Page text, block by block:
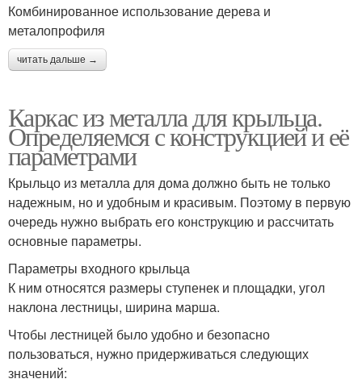
Комбинированное использование дерева и
металопрофиля
читать дальше →
Каркас из металла для крыльца.
Определяемся с конструкцией и её
параметрами
Крыльцо из металла для дома должно быть не только
надежным, но и удобным и красивым. Поэтому в первую
очередь нужно выбрать его конструкцию и рассчитать
основные параметры.
Параметры входного крыльца
К ним относятся размеры ступенек и площадки, угол
наклона лестницы, ширина марша.
Чтобы лестницей было удобно и безопасно
пользоваться, нужно придерживаться следующих
значений: